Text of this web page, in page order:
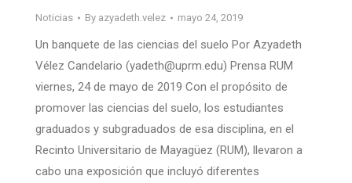
Noticias By azyadeth.velez mayo 24, 2019
Un banquete de las ciencias del suelo Por Azyadeth
Vélez Candelario (yadeth@uprm.edu) Prensa RUM
viernes, 24 de mayo de 2019 Con el propósito de
promover las ciencias del suelo, los estudiantes
graduados y subgraduados de esa disciplina, en el
Recinto Universitario de Mayagüez (RUM), llevaron a
cabo una exposición que incluyó diferentes